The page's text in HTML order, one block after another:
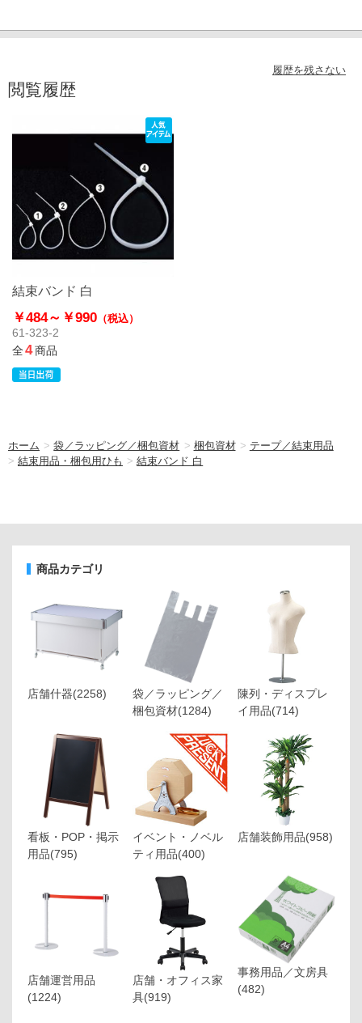
履歴を残さない
閲覧履歴
結束バンド 白
￥484～ ￥990 （税込）
61-323-2
全4商品
ホーム >袋／ラッピング／梱包資材 > 梱包資材 > テープ／結束用品
> 結束用品・梱包用ひも >結束バンド 白
商品カテゴリ
店舗什器(2258)
袋／ラッピング／
梱包資材(1284)
陳列・ディスプレ
イ用品(714)
看板・POP・掲示
用品(795)
イベント・ノベル
ティ用品(400)
店舗装飾用品(958)
店舗運営用品
(1224)
店舗・オフィス家
具(919)
事務用品／文房具
(482)